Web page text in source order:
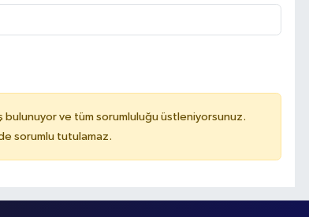
bulunuyor ve tüm sorumluluğu üstleniyorsunuz.
sorumlu tutulamaz.